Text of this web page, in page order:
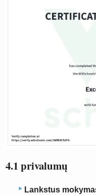
4.1 privalumų
Lankstus